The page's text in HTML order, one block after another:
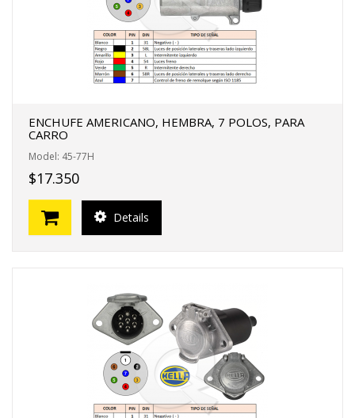
ENCHUFE AMERICANO, HEMBRA, 7 POLOS, PARA
CARRO
Model: 45-77H
$17.350
Details